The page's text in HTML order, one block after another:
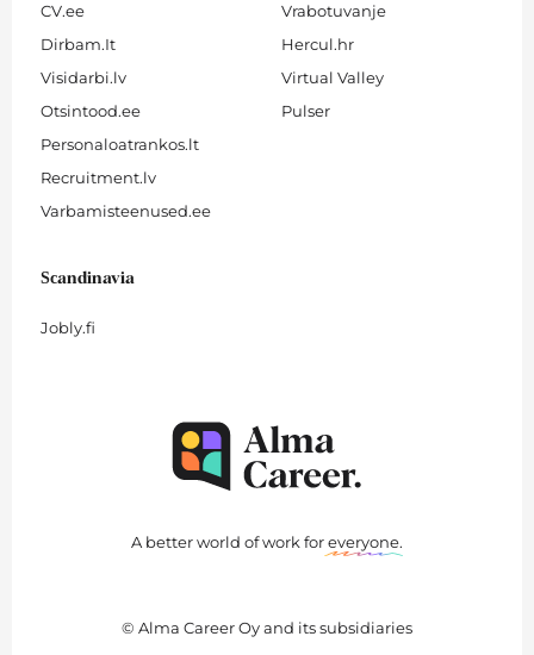
CV.ee
Dirbam.It
Visidarbi.lv
Otsintood.ee
Personaloatrankos.lt
Recruitment.lv
Varbamisteenused.ee
Vrabotuvanje
Hercul.hr
Virtual Valley
Pulser
Scandinavia
Jobly.fi
A better world of work foreveryone.
© Alma Career Oy and its subsidiaries